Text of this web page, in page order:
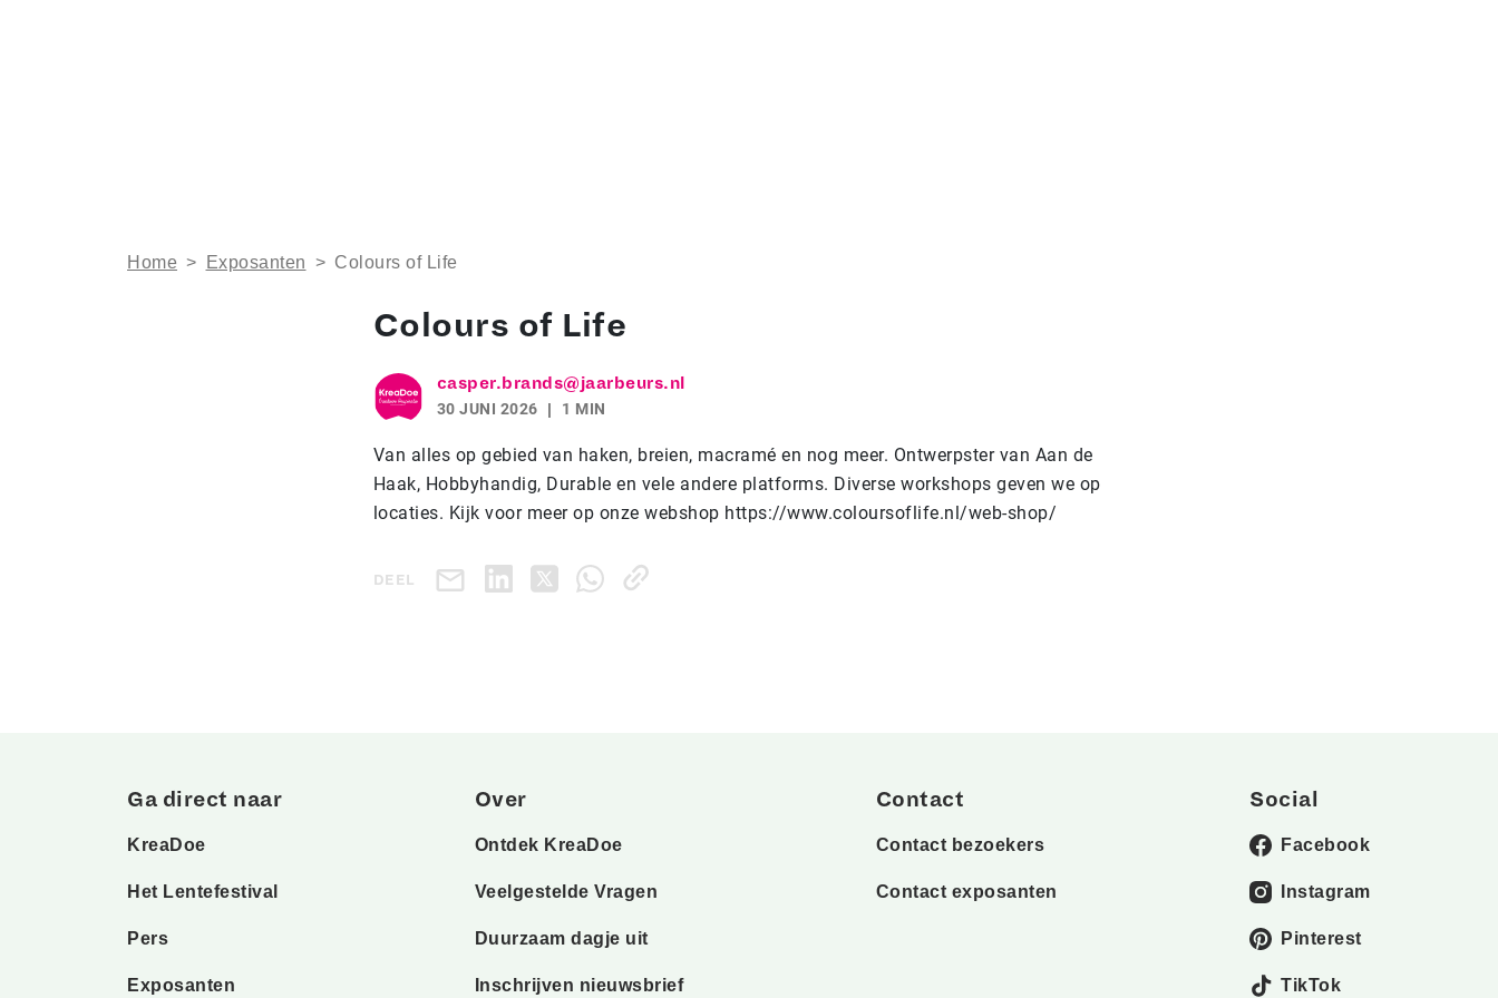
Home > Exposanten > Colours of Life
Colours of Life
casper.brands@jaarbeurs.nl
30 JUNI 2026
1 MIN
Van alles op gebied van haken, breien, macramé en nog meer. Ontwerpster van Aan de
Haak, Hobbyhandig, Durable en vele andere platforms. Diverse workshops geven we op
locaties. Kijk voor meer op onze webshop https://www.coloursoflife.nl/web-shop/
DEEL
Ga direct naar
KreaDoe
Het Lentefestival
Pers
Exposanten
Over
Ontdek KreaDoe
Veelgestelde Vragen
Duurzaam dagje uit
Inschrijven nieuwsbrief
Contact
Contact bezoekers
Contact exposanten
Social
Facebook
Instagram
Pinterest
TikTok